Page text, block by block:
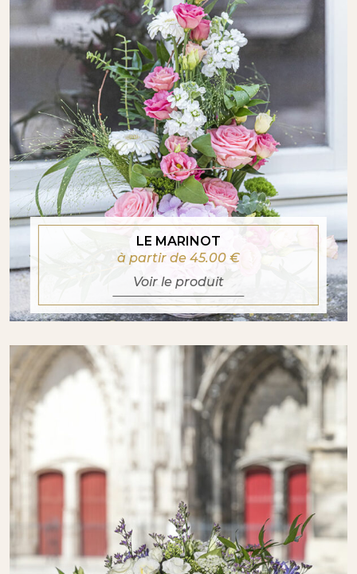
LE MARINOT
à partir de 45.00 €
Voir le produit